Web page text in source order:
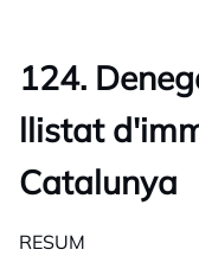
124.
llistat
Catalunya
RESUM